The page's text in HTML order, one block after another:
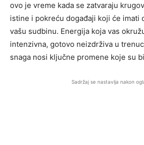
ovo je vreme kada se zatvaraju
istine i pokreću događaji koji će imati
vašu sudbinu. Energija koja vas
intenzivna, gotovo neizdrživa u
snaga nosi ključne promene koje su
Sadržaj se nastavlja nakon